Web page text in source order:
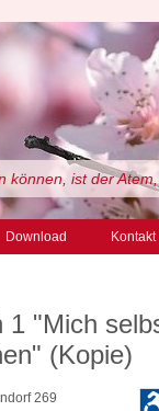
können, ist der
Download Kontakt
1 "Mich
(Kopie)
269